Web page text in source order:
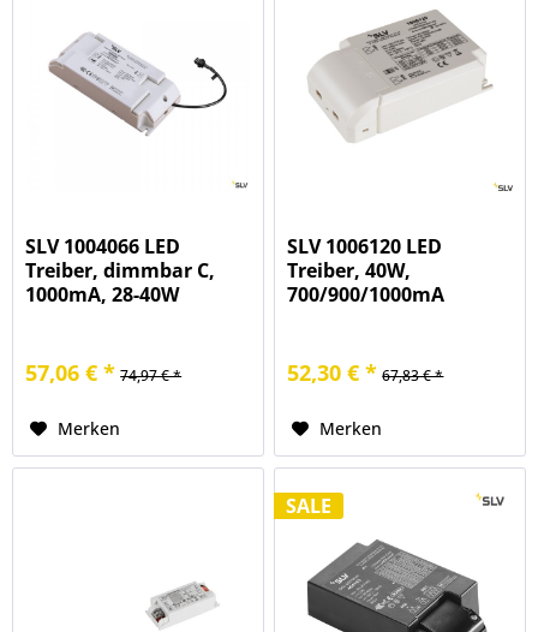
SLV 1004066 LED
Treiber, dimmbar C,
1000mA, 28-40W
57,06 € * 74,97 € *
Merken
SLV 1006120 LED
Treiber, 40W,
700/900/1000mA
52,30 € * 67,83 € *
Merken
SALE